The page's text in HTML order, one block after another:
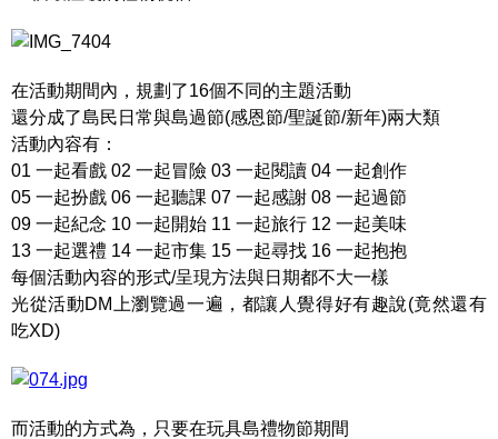
在活動期間內，規劃了16個不同的主題活動
還分成了島民日常與島過節(感恩節/聖誕節/新年)兩大類
活動內容有：
01 一起看戲 02 一起冒險 03 一起閱讀 04 一起創作
05 一起扮戲 06 一起聽課 07 一起感謝 08 一起過節
09 一起紀念 10 一起開始 11 一起旅行 12 一起美味
13 一起選禮 14 一起市集 15 一起尋找 16 一起抱抱
每個活動內容的形式/呈現方法與日期都不大一樣
光從活動DM上瀏覽過一遍，都讓人覺得好有趣說(竟然還有
吃XD)
而活動的方式為，只要在玩具島禮物節期間